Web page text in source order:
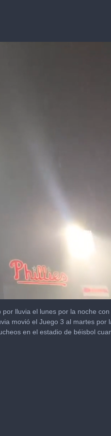
lluvia el lunes por la noche con
movió el Juego 3 al martes por
en el estadio de béisbol